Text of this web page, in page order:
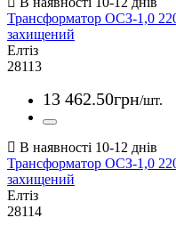
Трансформатор ОСЗ-1,0
захищений
Елтіз
28113
13 462.50грн/шт.
Трансформатор ОСЗ-1,0
захищений
Елтіз
28114